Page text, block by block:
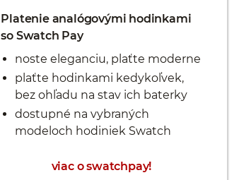
Platenie analógovými hodinkami
so Swatch Pay
noste eleganciu, plaťte moderne
plaťte hodinkami kedykoľvek,
bez ohľadu na stav ich baterky
dostupné na vybraných
modeloch hodiniek Swatch
viac o swatchpay!